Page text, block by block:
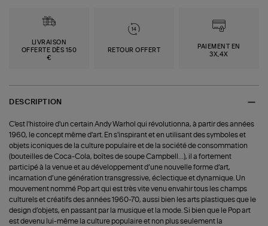
LIVRAISON
OFFERTE DÈS 150
€
RETOUR OFFERT
PAIEMENT EN
3X,4X
DESCRIPTION
C'est l'histoire d'un certain Andy Warhol qui révolutionna, à partir des années
1960, le concept même d'art. En s'inspirant et en utilisant des symboles et
objets iconiques de la culture populaire et de la société de consommation
(bouteilles de Coca-Cola, boîtes de soupe Campbell…), il a fortement
participé à la venue et au développement d’une nouvelle forme d’art,
incarnation d’une génération transgressive, éclectique et dynamique. Un
mouvement nommé Pop art qui est très vite venu envahir tous les champs
culturels et créatifs des années 1960-70, aussi bien les arts plastiques que le
design d’objets, en passant par la musique et la mode. Si bien que le Pop art
est devenu lui-même la culture populaire et non plus seulement la